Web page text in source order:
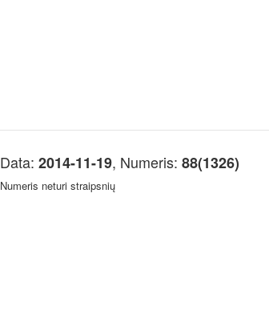
Data: 2014-11-19, Numeris: 88(1326)
Numeris neturi straipsnių